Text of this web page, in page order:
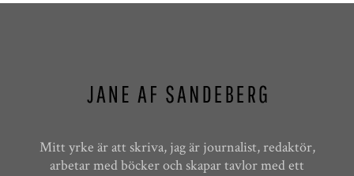
Mitt yrke är att skriva, jag är journalist, redaktör,
arbetar med böcker och skapar tavlor med ett